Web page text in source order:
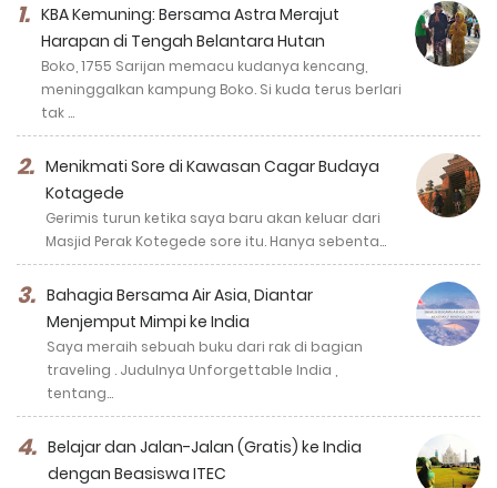
KBA Kemuning: Bersama Astra Merajut
Harapan di Tengah Belantara Hutan
Boko, 1755 Sarijan memacu kudanya kencang,
meninggalkan kampung Boko. Si kuda terus berlari
tak …
Menikmati Sore di Kawasan Cagar Budaya
Kotagede
Gerimis turun ketika saya baru akan keluar dari
Masjid Perak Kotegede sore itu. Hanya sebenta…
Bahagia Bersama Air Asia, Diantar
Menjemput Mimpi ke India
Saya meraih sebuah buku dari rak di bagian
traveling . Judulnya Unforgettable India ,
tentang…
Belajar dan Jalan-Jalan (Gratis) ke India
dengan Beasiswa ITEC